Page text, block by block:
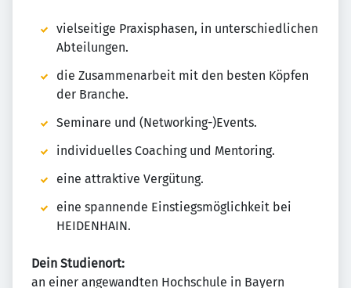
vielseitige Praxisphasen, in unterschiedlichen
Abteilungen.
die Zusammenarbeit mit den besten Köpfen
der Branche.
Seminare und (Networking-)Events.
individuelles Coaching und Mentoring.
eine attraktive Vergütung.
eine spannende Einstiegsmöglichkeit bei
HEIDENHAIN.
Dein Studienort:
an einer angewandten Hochschule in Bayern